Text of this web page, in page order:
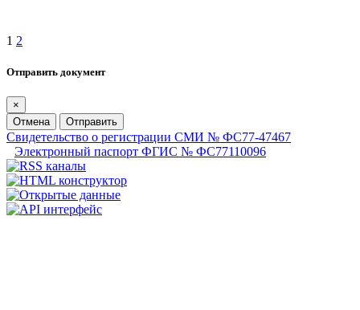
1 2
Отправить документ
×
Отмена
Отправить
Свидетельство о регистрации СМИ № ФС77-47467
Электронный паспорт ФГИС № ФС77110096